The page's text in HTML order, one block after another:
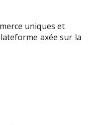
uniques et
axée sur la